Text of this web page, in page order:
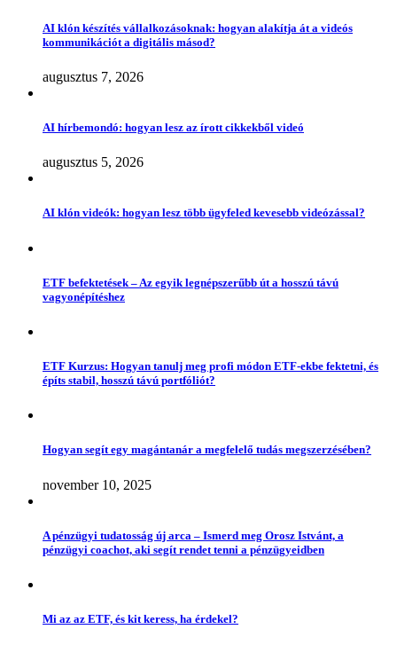
AI klón készítés vállalkozásoknak: hogyan alakítja át a videós
kommunikációt a digitális másod?
augusztus 7, 2026
AI hírbemondó: hogyan lesz az írott cikkekből videó
augusztus 5, 2026
AI klón videók: hogyan lesz több ügyfeled kevesebb videózással?
ETF befektetések – Az egyik legnépszerűbb út a hosszú távú
vagyonépítéshez
ETF Kurzus: Hogyan tanulj meg profi módon ETF-ekbe fektetni, és
építs stabil, hosszú távú portfóliót?
Hogyan segít egy magántanár a megfelelő tudás megszerzésében?
november 10, 2025
A pénzügyi tudatosság új arca – Ismerd meg Orosz Istvánt, a
pénzügyi coachot, aki segít rendet tenni a pénzügyeidben
Mi az az ETF, és kit keress, ha érdekel?